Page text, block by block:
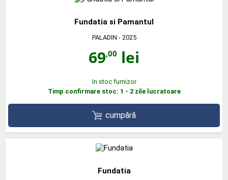
Fundatia si Pamantul
PALADIN - 2025
69,00 lei
In stoc furnizor
Timp confirmare stoc: 1 - 2 zile lucratoare
cumpără
Fundatia